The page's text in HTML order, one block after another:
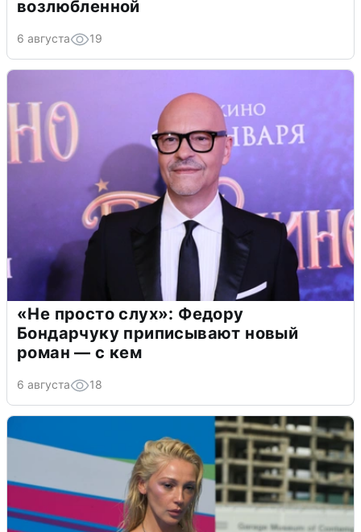
возлюбленной
6 августа 19
«Не просто слух»: Федору
Бондарчуку приписывают новый
роман — с кем
6 августа 18